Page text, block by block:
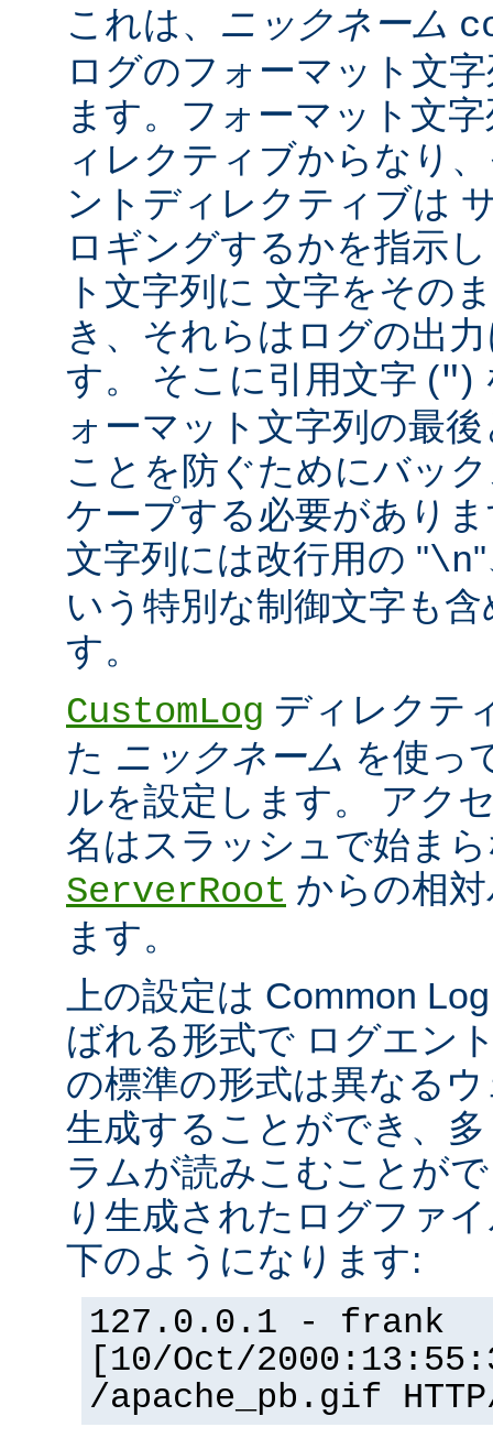
これは、 ニックネーム
ログのフォーマット文
ます。フォーマット文
ィレクティブからなり
ントディレクティブは
ロギングするかを指示
ト文字列に 文字をその
き、それらはログの出
す。 そこに引用文字 (")
ォーマット文字列の最
ことを防ぐためにバッ
ケープする必要があり
文字列には改行用の "\n
いう特別な制御文字も
す。
CustomLog ディレクテ
た ニックネーム を使っ
ルを設定します。 アク
名はスラッシュで始ま
ServerRoot からの相
ます。
上の設定は Common
ばれる形式で ログエン
の標準の形式は異なる
生成することができ、
ラムが読みこむことが
り生成されたログファ
下のようになります:
127.0.0.1 - frank
[10/Oct/
/apache_pb.gif